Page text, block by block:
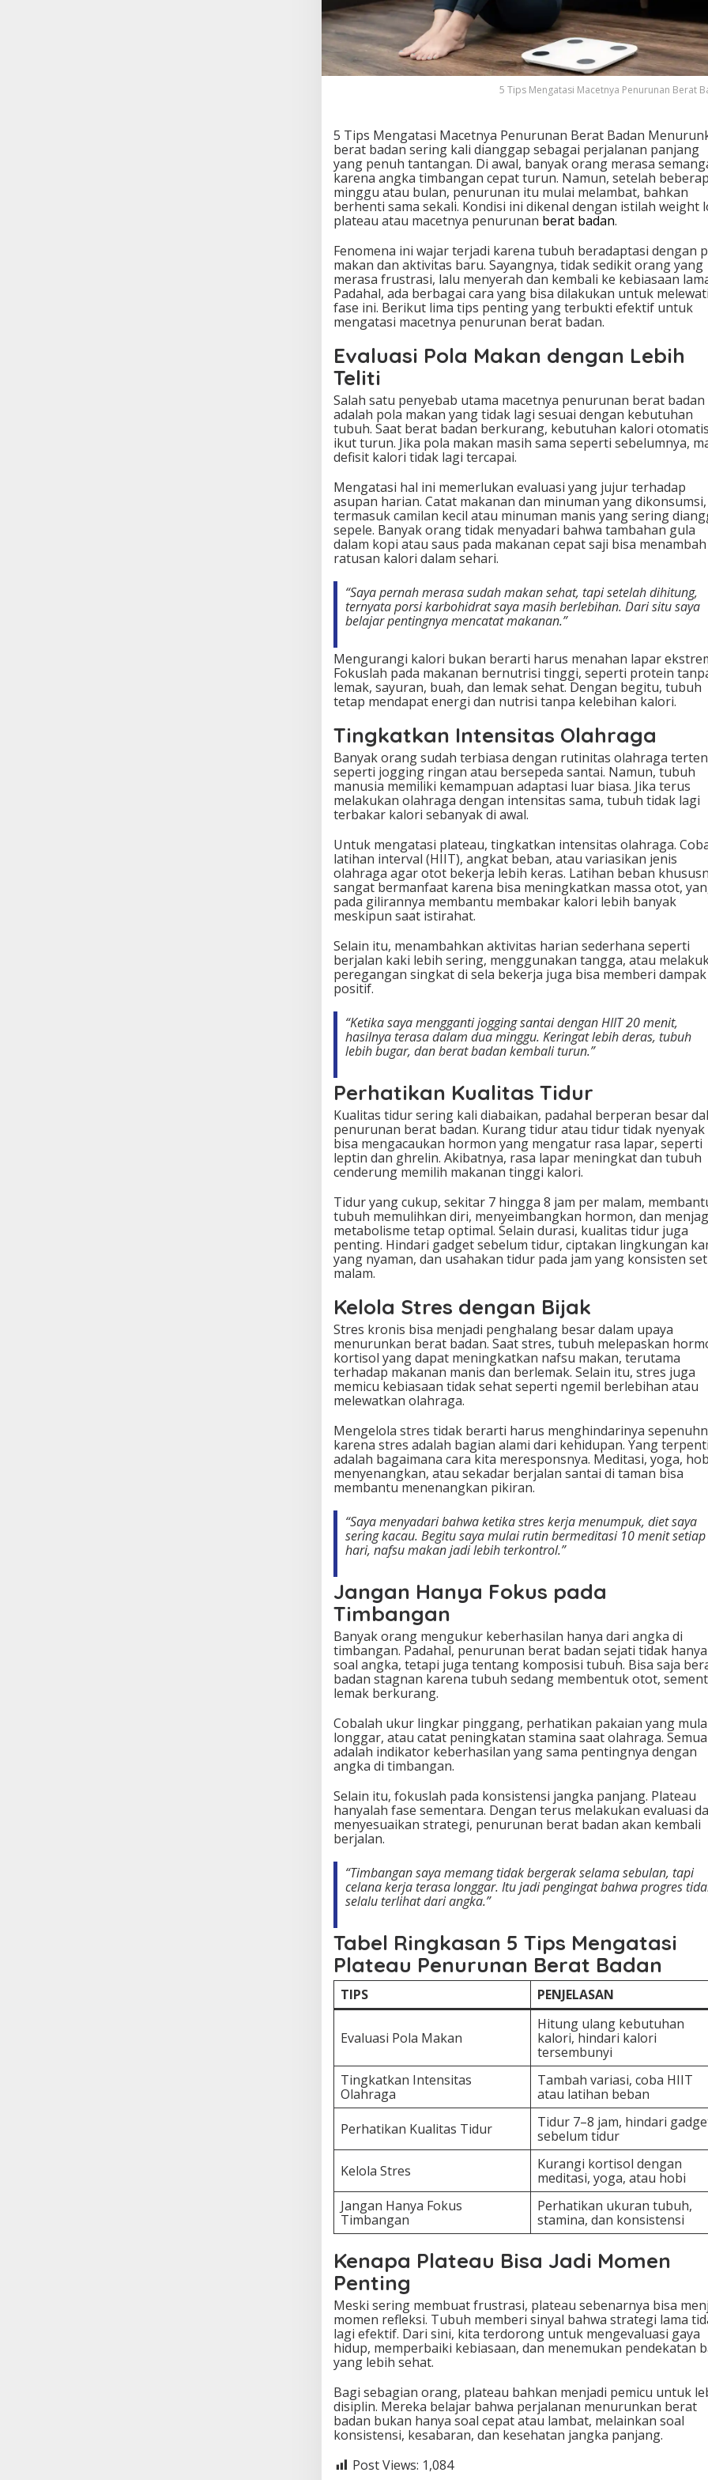
a
P
e
n
u
n
B
e
r
a
t
B
d
a
n
5 Tips Mengatasi Macetnya Penurunan Berat
5 Tips Mengatasi Macetnya Penurunan Berat Badan
berat badan sering kali dianggap sebagai perjalanan panjang
yang penuh tantangan. Di awal, banyak orang merasa
karena angka timbangan cepat turun. Namun, setelah
minggu atau bulan, penurunan itu mulai melambat, bahkan
berhenti sama sekali. Kondisi ini dikenal dengan istilah weight
plateau atau macetnya penurunan berat badan.
Fenomena ini wajar terjadi karena tubuh beradaptasi dengan
makan dan aktivitas baru. Sayangnya, tidak sedikit orang yang
merasa frustrasi, lalu menyerah dan kembali ke kebiasaan
Padahal, ada berbagai cara yang bisa dilakukan untuk melewati
fase ini. Berikut lima tips penting yang terbukti efektif untuk
mengatasi macetnya penurunan berat badan.
Evaluasi Pola Makan dengan Lebih
Teliti
Salah satu penyebab utama macetnya penurunan berat badan
adalah pola makan yang tidak lagi sesuai dengan kebutuhan
tubuh. Saat berat badan berkurang, kebutuhan kalori otomatis
ikut turun. Jika pola makan masih sama seperti sebelumnya,
defisit kalori tidak lagi tercapai.
Mengatasi hal ini memerlukan evaluasi yang jujur terhadap
asupan harian. Catat makanan dan minuman yang dikonsumsi,
termasuk camilan kecil atau minuman manis yang sering
sepele. Banyak orang tidak menyadari bahwa tambahan gula
dalam kopi atau saus pada makanan cepat saji bisa menambah
ratusan kalori dalam sehari.
“Saya pernah merasa sudah makan sehat, tapi setelah dihitung,
ternyata porsi karbohidrat saya masih berlebihan. Dari situ saya
belajar pentingnya mencatat makanan.”
Mengurangi kalori bukan berarti harus menahan lapar
Fokuslah pada makanan bernutrisi tinggi, seperti protein
lemak, sayuran, buah, dan lemak sehat. Dengan begitu, tubuh
tetap mendapat energi dan nutrisi tanpa kelebihan kalori.
Tingkatkan Intensitas Olahraga
Banyak orang sudah terbiasa dengan rutinitas olahraga
seperti jogging ringan atau bersepeda santai. Namun, tubuh
manusia memiliki kemampuan adaptasi luar biasa. Jika terus
melakukan olahraga dengan intensitas sama, tubuh tidak lagi
terbakar kalori sebanyak di awal.
Untuk mengatasi plateau, tingkatkan intensitas olahraga.
latihan interval (HIIT), angkat beban, atau variasikan jenis
olahraga agar otot bekerja lebih keras. Latihan beban
sangat bermanfaat karena bisa meningkatkan massa otot,
pada gilirannya membantu membakar kalori lebih banyak
meskipun saat istirahat.
Selain itu, menambahkan aktivitas harian sederhana seperti
berjalan kaki lebih sering, menggunakan tangga, atau
peregangan singkat di sela bekerja juga bisa memberi dampak
positif.
“Ketika saya mengganti jogging santai dengan HIIT 20 menit,
hasilnya terasa dalam dua minggu. Keringat lebih deras, tubuh
lebih bugar, dan berat badan kembali turun.”
Perhatikan Kualitas Tidur
Kualitas tidur sering kali diabaikan, padahal berperan besar
penurunan berat badan. Kurang tidur atau tidur tidak nyenyak
bisa mengacaukan hormon yang mengatur rasa lapar, seperti
leptin dan ghrelin. Akibatnya, rasa lapar meningkat dan tubuh
cenderung memilih makanan tinggi kalori.
Tidur yang cukup, sekitar 7 hingga 8 jam per malam,
tubuh memulihkan diri, menyeimbangkan hormon, dan
metabolisme tetap optimal. Selain durasi, kualitas tidur juga
penting. Hindari gadget sebelum tidur, ciptakan lingkungan
yang nyaman, dan usahakan tidur pada jam yang konsisten
malam.
Kelola Stres dengan Bijak
Stres kronis bisa menjadi penghalang besar dalam upaya
menurunkan berat badan. Saat stres, tubuh melepaskan
kortisol yang dapat meningkatkan nafsu makan, terutama
terhadap makanan manis dan berlemak. Selain itu, stres juga
memicu kebiasaan tidak sehat seperti ngemil berlebihan atau
melewatkan olahraga.
Mengelola stres tidak berarti harus menghindarinya
karena stres adalah bagian alami dari kehidupan. Yang
adalah bagaimana cara kita meresponsnya. Meditasi, yoga,
menyenangkan, atau sekadar berjalan santai di taman bisa
membantu menenangkan pikiran.
“Saya menyadari bahwa ketika stres kerja menumpuk, diet saya
sering kacau. Begitu saya mulai rutin bermeditasi 10 menit setiap
hari, nafsu makan jadi lebih terkontrol.”
Jangan Hanya Fokus pada
Timbangan
Banyak orang mengukur keberhasilan hanya dari angka di
timbangan. Padahal, penurunan berat badan sejati tidak hanya
soal angka, tetapi juga tentang komposisi tubuh. Bisa saja
badan stagnan karena tubuh sedang membentuk otot,
lemak berkurang.
Cobalah ukur lingkar pinggang, perhatikan pakaian yang
longgar, atau catat peningkatan stamina saat olahraga.
adalah indikator keberhasilan yang sama pentingnya dengan
angka di timbangan.
Selain itu, fokuslah pada konsistensi jangka panjang. Plateau
hanyalah fase sementara. Dengan terus melakukan evaluasi
menyesuaikan strategi, penurunan berat badan akan kembali
berjalan.
“Timbangan saya memang tidak bergerak selama sebulan, tapi
celana kerja terasa longgar. Itu jadi pengingat bahwa progres
selalu terlihat dari angka.”
Tabel Ringkasan 5 Tips Mengatasi
Plateau Penurunan Berat Badan
TIPS PENJELASAN
Evaluasi Pola Makan
Hitung ulang kebutuhan
kalori, hindari kalori
tersembunyi
Tingkatkan Intensitas
Olahraga
Tambah variasi, coba HIIT
atau latihan beban
Perhatikan Kualitas Tidur
Tidur 7–8 jam, hindari
sebelum tidur
Kelola Stres
Kurangi kortisol dengan
meditasi, yoga, atau hobi
Jangan Hanya Fokus
Timbangan
Perhatikan ukuran tubuh,
stamina, dan konsistensi
Kenapa Plateau Bisa Jadi Momen
Penting
Meski sering membuat frustrasi, plateau sebenarnya bisa
momen refleksi. Tubuh memberi sinyal bahwa strategi lama
lagi efektif. Dari sini, kita terdorong untuk mengevaluasi gaya
hidup, memperbaiki kebiasaan, dan menemukan pendekatan
yang lebih sehat.
Bagi sebagian orang, plateau bahkan menjadi pemicu untuk
disiplin. Mereka belajar bahwa perjalanan menurunkan berat
badan bukan hanya soal cepat atau lambat, melainkan soal
konsistensi, kesabaran, dan kesehatan jangka panjang.
Post Views: 1,084